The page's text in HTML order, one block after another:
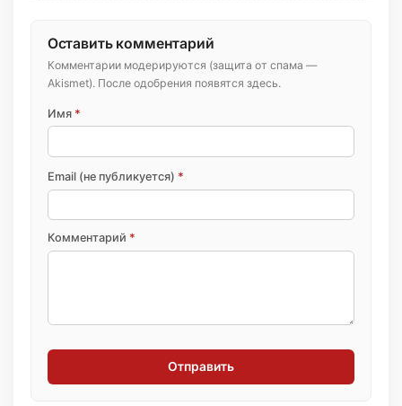
Оставить комментарий
Комментарии модерируются (защита от спама —
Akismet). После одобрения появятся здесь.
Имя *
Email (не публикуется) *
Комментарий *
Отправить